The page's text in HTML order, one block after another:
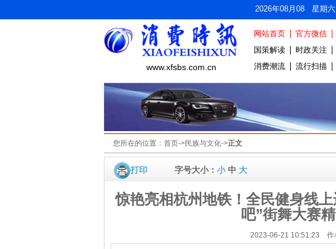
2026年08月08 星期
www.xfsbs.com.cn
网站首页 官方微信
国策解读
时政关注
消费潮流
流行扫描
您所在的位置： 首页->民族与文化->正文
打印 字号大小： 小中 大
惊艳亮相杭州地铁！全民健身线
吧”街舞大赛
2023-06-21 10:51:23 作